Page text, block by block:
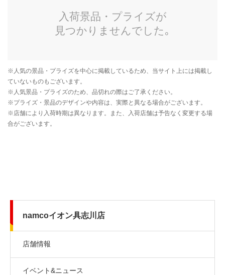
namcoイオン具志川店
店舗情報
イベント&ニュース